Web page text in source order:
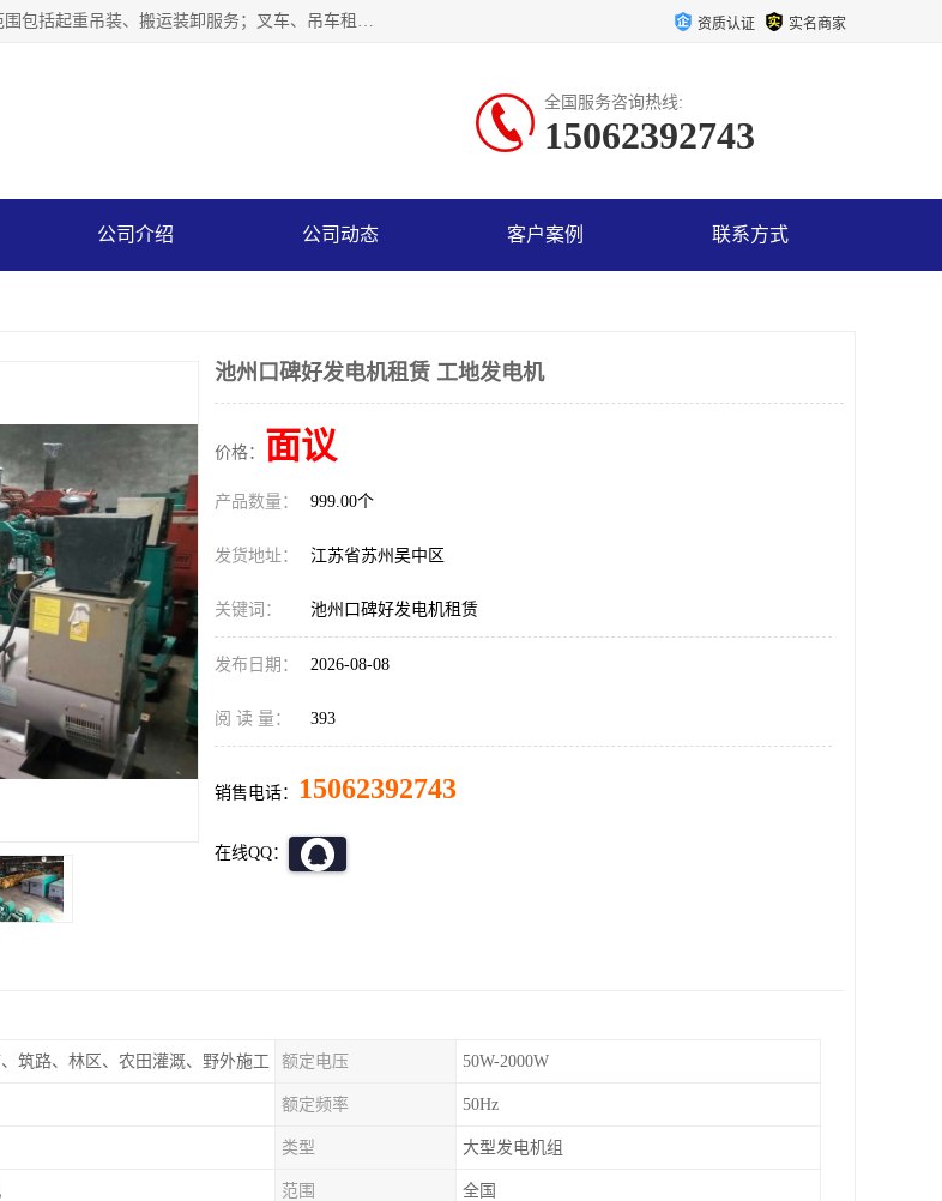
江苏富顺达吊装搬运有限公司成立于2014年，注册地位于苏州工业园区。经营范围包括起重吊装、搬运装卸服务；叉车、吊车租赁；水电安装；机电工程施工及维护；机电设备安装；家政服务、保洁服务。苏州搬运公司，苏州叉车出租，苏州吊车出租，苏州工厂设备搬运，专业设备吊装服务。 资质认证 实名商家
全国服务咨询热线:
15062392743
公司介绍 公司动态 客户案例 联系方式
池州口碑好发电机租赁 工地发电机
价格： 面议
产品数量： 999.00个
发货地址： 江苏省苏州吴中区
关键词： 池州口碑好发电机租赁
发布日期： 2026-08-08
阅 读 量： 393
销售电话： 15062392743
在线QQ：
筑路、林区、农田灌溉、野外施工 额定电压 50W-2000W
额定频率 50Hz
类型 大型发电机组
范围 全国